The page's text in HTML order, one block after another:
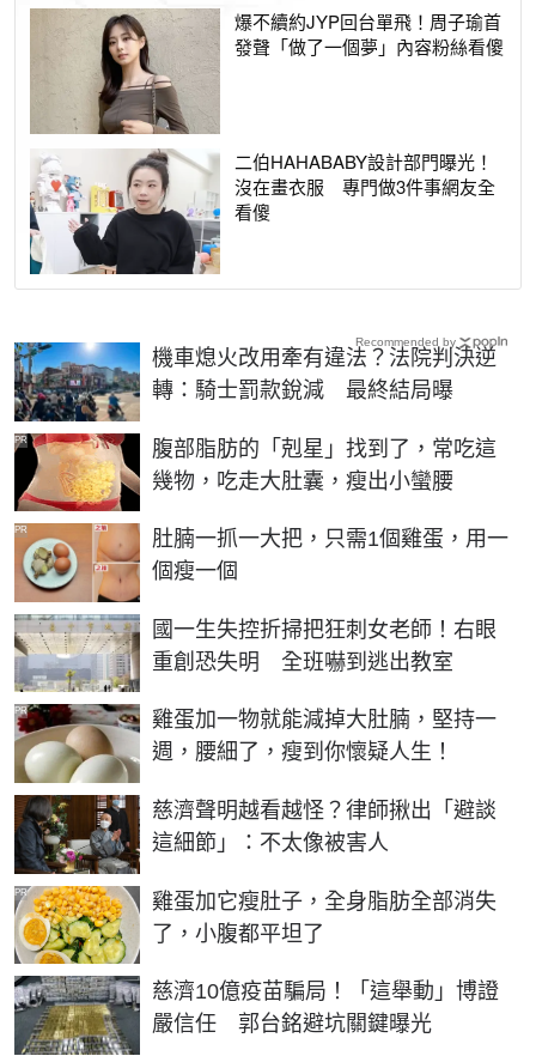
爆不續約JYP回台單飛！周子瑜首
發聲「做了一個夢」內容粉絲看傻
二伯HAHABABY設計部門曝光！
沒在畫衣服 專門做3件事網友全
看傻
機車熄火改用牽有違法？法院判決逆
轉：騎士罰款銳減 最終結局曝
腹部脂肪的「剋星」找到了，常吃這
幾物，吃走大肚囊，瘦出小蠻腰
PR
肚腩一抓一大把，只需1個雞蛋，用一
個瘦一個
PR
國一生失控折掃把狂刺女老師！右眼
重創恐失明 全班嚇到逃出教室
雞蛋加一物就能減掉大肚腩，堅持一
週，腰細了，瘦到你懷疑人生！
PR
慈濟聲明越看越怪？律師揪出「避談
這細節」：不太像被害人
雞蛋加它瘦肚子，全身脂肪全部消失
了，小腹都平坦了
PR
慈濟10億疫苗騙局！「這舉動」博證
嚴信任 郭台銘避坑關鍵曝光
Recommended by